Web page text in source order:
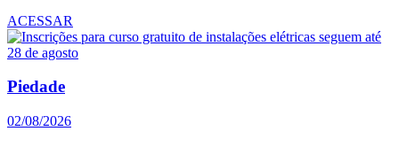
ACESSAR
Piedade
02/08/2026